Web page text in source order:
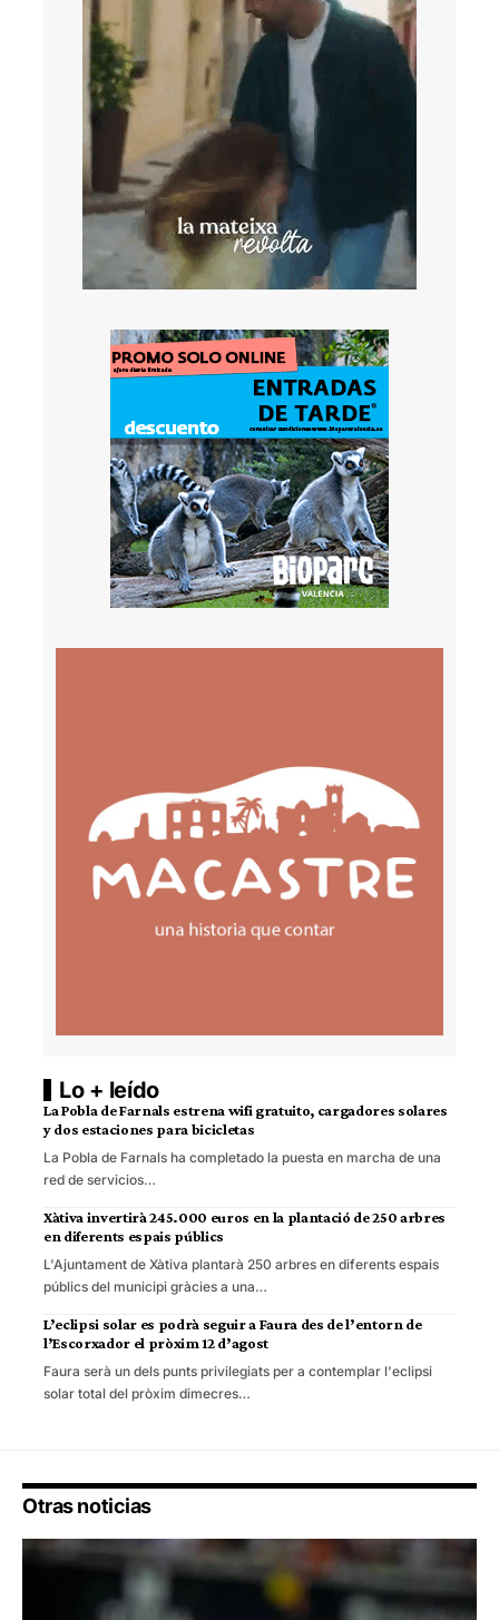
Lo + leído
La Pobla de Farnals estrena wifi gratuito, cargadores solares
y dos estaciones para bicicletas
La Pobla de Farnals ha completado la puesta en marcha de una
red de servicios…
Xàtiva invertirà 245.000 euros en la plantació de 250 arbres
en diferents espais públics
L'Ajuntament de Xàtiva plantarà 250 arbres en diferents espais
públics del municipi gràcies a una…
L’eclipsi solar es podrà seguir a Faura des de l’entorn de
l’Escorxador el pròxim 12 d’agost
Faura serà un dels punts privilegiats per a contemplar l'eclipsi
solar total del pròxim dimecres…
Otras noticias